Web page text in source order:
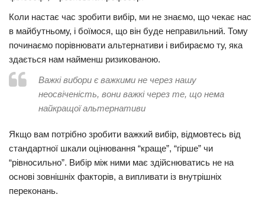
Коли настає час зробити вибір, ми не знаємо, що чекає нас
в майбутньому, і боїмося, що він буде неправильний. Тому
починаємо порівнювати альтернативи і вибираємо ту, яка
здається нам найменш ризикованою.
Важкі вибори є важкими не через нашу
неосвіченість, вони важкі через те, що нема
найкращої альтернативи
Якщо вам потрібно зробити важкий вибір, відмовтесь від
стандартної шкали оцінювання “краще”, “гірше” чи
“рівносильно”. Вибір між ними має здійснюватись не на
основі зовнішніх факторів, а випливати із внутрішніх
переконань.